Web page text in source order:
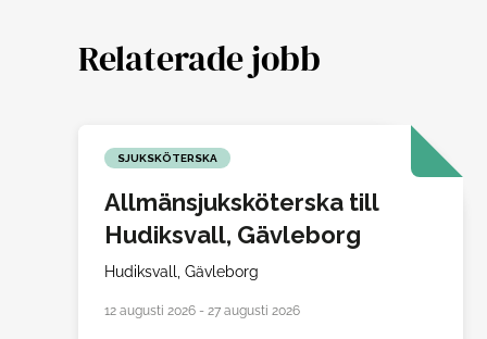
Relaterade jobb
SJUKSKÖTERSKA
Allmänsjuksköterska till
Hudiksvall, Gävleborg
Hudiksvall, Gävleborg
12 augusti 2026 - 27 augusti 2026